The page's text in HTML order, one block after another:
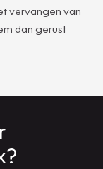
vervangen van
dan gerust